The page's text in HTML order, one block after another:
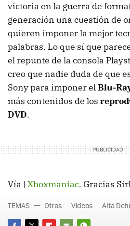
victoria en la guerra de
generación una cuestión de
quieren imponer la mejor
palabras. Lo que sí que
el repunte de la consola
creo que nadie duda de que
Sony para imponer elBlu-
más contenidos de los
DVD.
Vía | Xboxmaniac. Gracias
TEMAS Otros Vídeos Alta